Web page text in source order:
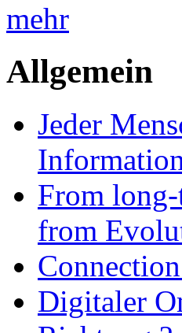
mehr
Allgemein
Jeder
From
from
Digitaler